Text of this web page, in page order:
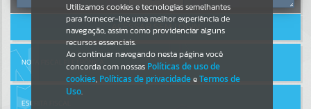
Por favor, aguarde...
SERVIÇOS
ACESSAR SEM LOGIN
NOTA FISCAL ELETRÔNICA
ESCRITA FISCAL
Utilizamos cookies e tecnologias semelhantes
para fornecer-lhe uma melhor experiência de
navegação, assim como providenciar alguns
recursos essenciais.
Ao continuar navegando nesta página você
concorda com nossas Políticas de uso de
cookies, Políticas de privacidadeeTermos de
Uso.